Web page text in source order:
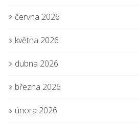
června 2026
května 2026
dubna 2026
března 2026
února 2026